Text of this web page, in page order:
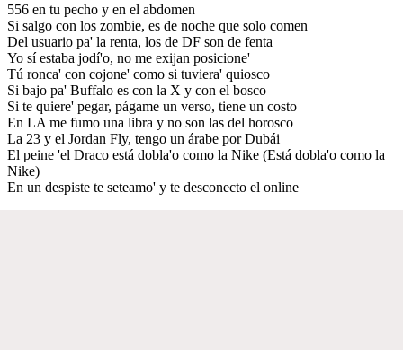
556 en tu pecho y en el abdomen
Si salgo con los zombie, es de noche que solo comen
Del usuario pa' la renta, los de DF son de fenta
Yo sí estaba jodí'o, no me exijan posicione'
Tú ronca' con cojone' como si tuviera' quiosco
Si bajo pa' Buffalo es con la X y con el bosco
Si te quiere' pegar, págame un verso, tiene un costo
En LA me fumo una libra y no son las del horosco
La 23 y el Jordan Fly, tengo un árabe por Dubái
El peine 'el Draco está dobla'o como la Nike (Está dobla'o como la
Nike)
En un despiste te seteamo' y te desconecto el online